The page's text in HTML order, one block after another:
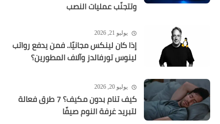
وتتجنّب عمليات النصب
يوليو 21, 2026
إذا كان لينكس مجانيًا.. فمن يدفع رواتب
لينوس تورفالدز وآلاف المطورين؟
يوليو 20, 2026
كيف تنام بدون مكيف؟ 7 طرق فعالة
لتبريد غرفة النوم صيفًا